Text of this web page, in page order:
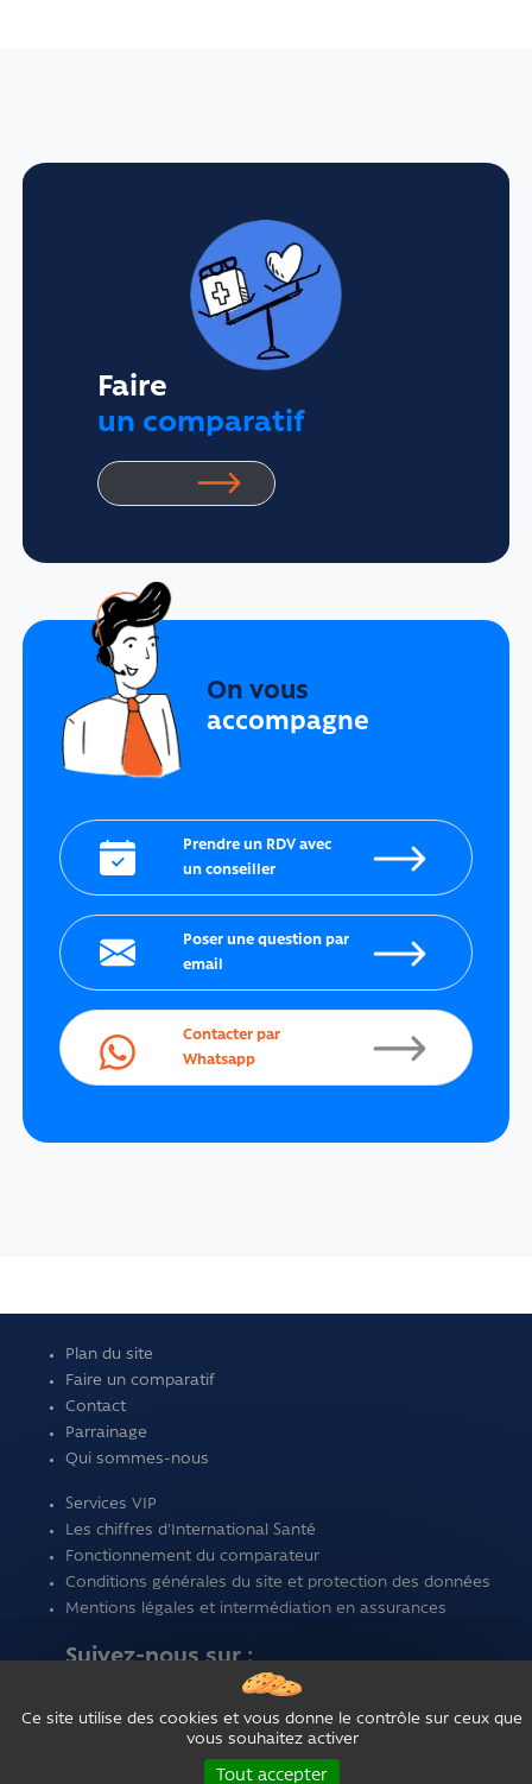
Faire
un comparatif
On vous
accompagne
Prendre un RDV avec
un conseiller
Poser une question par
email
Contacter par
Whatsapp
Plan du site
Faire un comparatif
Contact
Parrainage
Qui sommes-nous
Services VIP
Les chiffres d'International Santé
Fonctionnement du comparateur
Conditions générales du site et protection des données
Mentions légales et intermédiation en assurances
Suivez-nous sur :
Ce site utilise des cookies et vous donne le contrôle sur ceux que
vous souhaitez activer
Tout accepter